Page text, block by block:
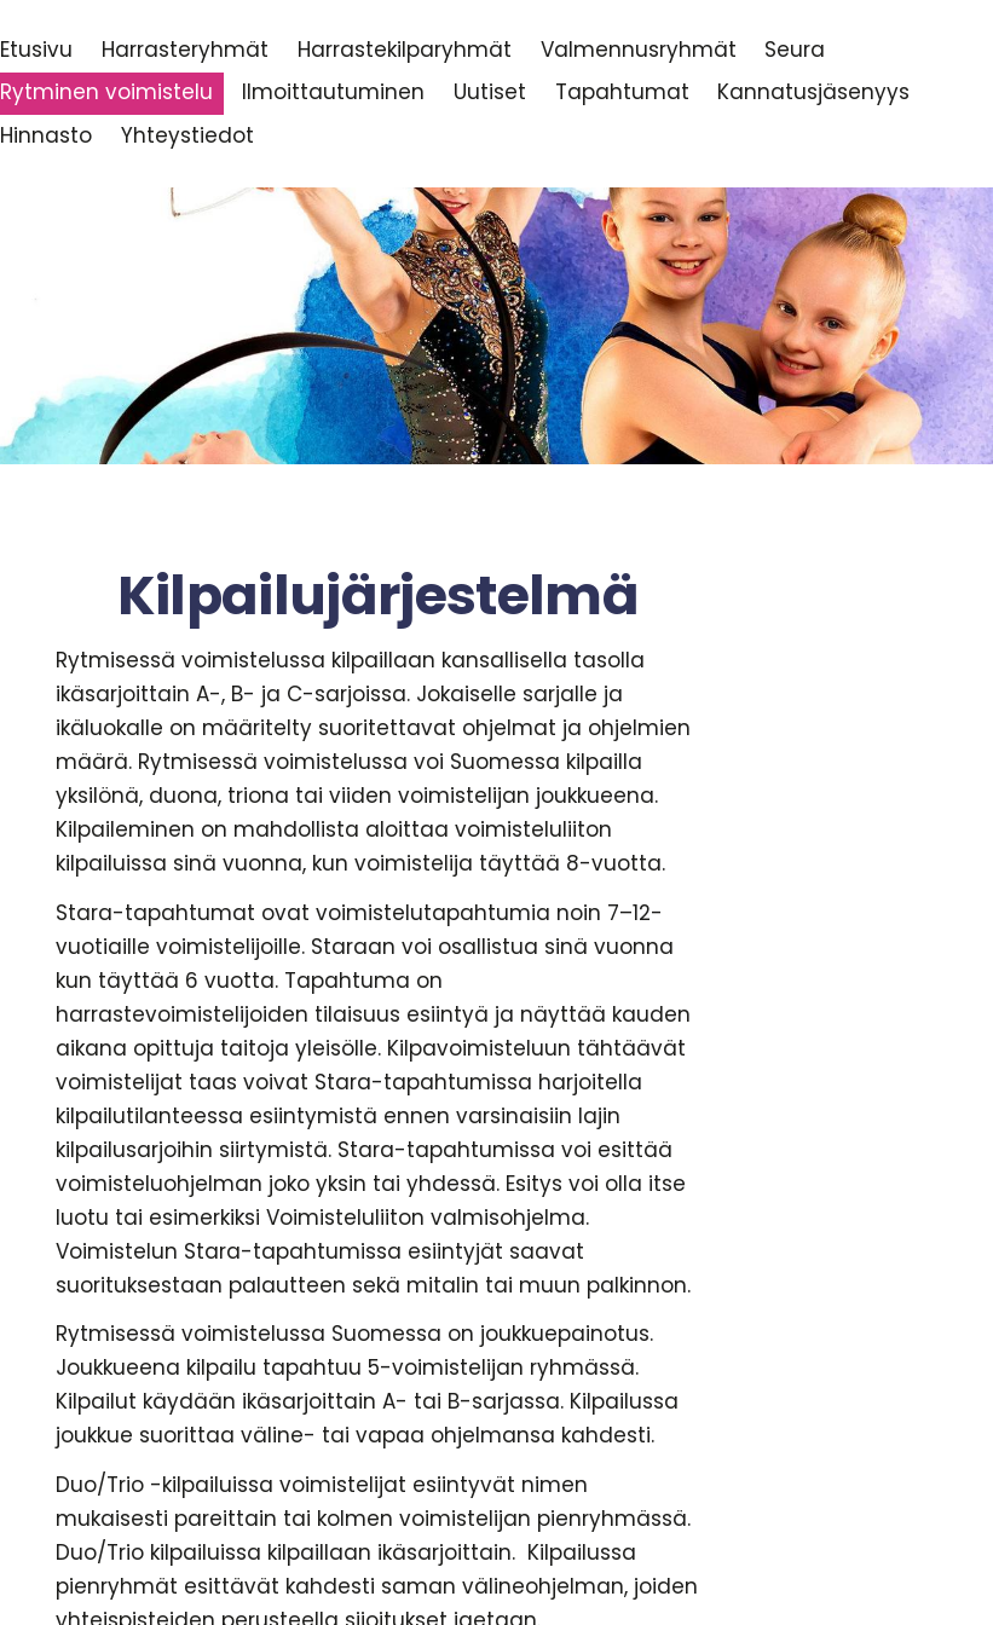
Etusivu Harrasteryhmät Harrastekilparyhmät Valmennusryhmät
Seura
Rytminen voimistelu
Ilmoittautuminen Uutiset Tapahtumat
Kannatusjäsenyys
Hinnasto
Yhteystiedot
Kilpailujärjestelmä
Rytmisessä voimistelussa kilpaillaan kansallisella tasolla
ikäsarjoittain A-, B- ja C-sarjoissa. Jokaiselle sarjalle ja
ikäluokalle on määritelty suoritettavat ohjelmat ja ohjelmien
määrä. Rytmisessä voimistelussa voi Suomessa kilpailla
yksilönä, duona, triona tai viiden voimistelijan joukkueena.
Kilpaileminen on mahdollista aloittaa voimisteluliiton
kilpailuissa sinä vuonna, kun voimistelija täyttää 8-vuotta.
Stara-tapahtumat ovat voimistelutapahtumia noin 7–12-
vuotiaille voimistelijoille. Staraan voi osallistua sinä vuonna
kun täyttää 6 vuotta. Tapahtuma on
harrastevoimistelijoiden tilaisuus esiintyä ja näyttää kauden
aikana opittuja taitoja yleisölle. Kilpavoimisteluun tähtäävät
voimistelijat taas voivat Stara-tapahtumissa harjoitella
kilpailutilanteessa esiintymistä ennen varsinaisiin lajin
kilpailusarjoihin siirtymistä. Stara-tapahtumissa voi esittää
voimisteluohjelman joko yksin tai yhdessä. Esitys voi olla itse
luotu tai esimerkiksi Voimisteluliiton valmisohjelma.
Voimistelun Stara-tapahtumissa esiintyjät saavat
suorituksestaan palautteen sekä mitalin tai muun palkinnon.
Rytmisessä voimistelussa Suomessa on joukkuepainotus.
Joukkueena kilpailu tapahtuu 5-voimistelijan ryhmässä.
Kilpailut käydään ikäsarjoittain A- tai B-sarjassa. Kilpailussa
joukkue suorittaa väline- tai vapaa ohjelmansa kahdesti.
Duo/Trio -kilpailuissa voimistelijat esiintyvät nimen
mukaisesti pareittain tai kolmen voimistelijan pienryhmässä.
Duo/Trio kilpailuissa kilpaillaan ikäsarjoittain. Kilpailussa
pienryhmät esittävät kahdesti saman välineohjelman, joiden